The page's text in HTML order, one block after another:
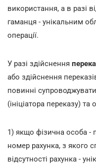
використання, а в разі
гаманця - унікальним
операції.
У разі здійснення
або здійснення
повинні
(ініціатора переказу)
1) якщо фізична особа -
номер рахунка, з якого
відсутності рахунка -